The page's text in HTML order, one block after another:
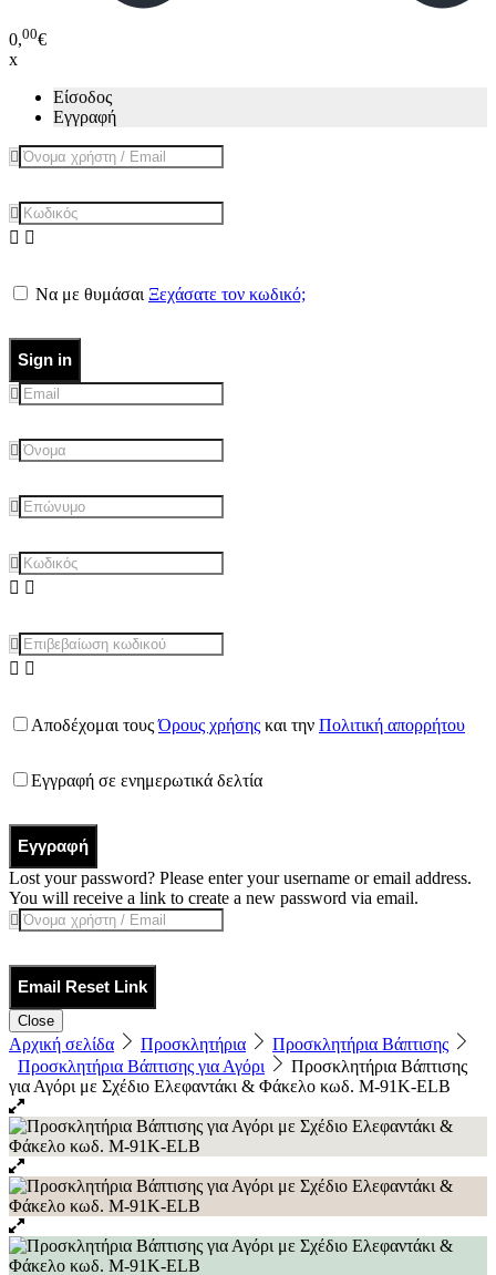
0,00€
x
Είσοδος
Εγγραφή
Να με θυμάσαι Ξεχάσατε τον κωδικό;
Sign in
Αποδέχομαι τουςΌρους χρήσης και την Πολιτική απορρήτου
Εγγραφή σε ενημερωτικά δελτία
Εγγραφή
Lost your password? Please enter your username or email address.
You will receive a link to create a new password via email.
Email Reset Link
Close
Αρχική σελίδα Προσκλητήρια
Προσκλητήρια Βάπτισης
Προσκλητήρια Βάπτισης για Αγόρι
Προσκλητήρια Βάπτισης
για Αγόρι με Σχέδιο Ελεφαντάκι & Φάκελο κωδ. M-91K-ELB